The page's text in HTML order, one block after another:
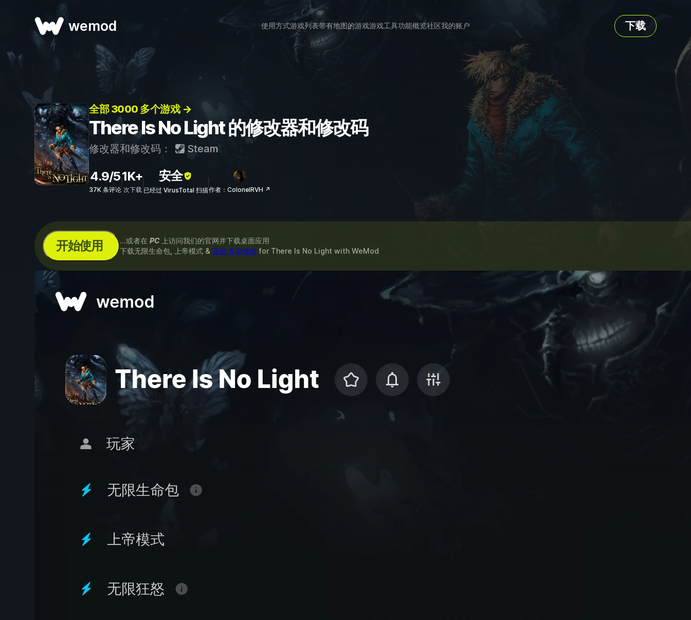
wemod 使用方式游戏列表带有地图的游戏游戏工具功能概览社区我的账户 下载
全部 3000 多个游戏 →
There Is No Light 的修改器和修改码
修改器和修改码： Steam
4.9/5
37K 条评论
1K+
次下载
安全
已经过 VirusTotal 扫描作者：ColonelRVH ↗
开始使用 ...或者在 PC上访问我们的官网并下载桌面应用
下载无限生命包, 上帝模式 & 其他 6 项修改 for There Is No Light with WeMod